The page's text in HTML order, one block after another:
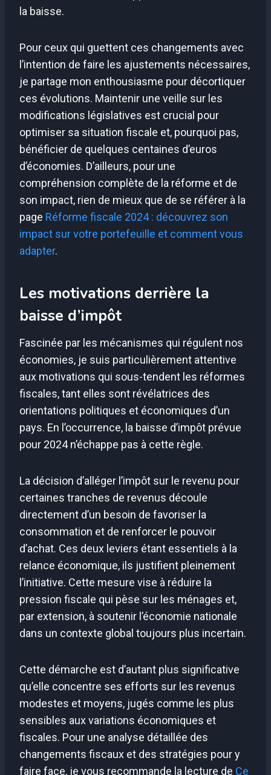
la baisse.
Pour ceux qui guettent ces changements avec
l’intention de faire les ajustements nécessaires,
je partage mon enthousiasme pour décortiquer
ces évolutions. Maintenir une veille sur les
modifications législatives est crucial pour
optimiser sa situation fiscale et, pourquoi pas,
bénéficier de quelques centaines d’euros
d’économies. D’ailleurs, pour une
compréhension complète de la réforme et de
son impact, rien de mieux que de se référer à la
page Réforme fiscale 2024 : découvrez son
impact sur votre portefeuille et comment vous
adapter.
Les motivations derrière la
baisse d’impôt
Fascinée par les mécanismes qui régulent nos
économies, je suis particulièrement attentive
aux motivations qui sous-tendent les réformes
fiscales, tant elles sont révélatrices des
orientations politiques et économiques d’un
pays. En l’occurrence, la baisse d’impôt prévue
pour 2024 n’échappe pas à cette règle.
La décision d’alléger l’impôt sur le revenu pour
certaines tranches de revenus découle
directement d’un besoin de favoriser la
consommation et de renforcer le pouvoir
d’achat. Ces deux leviers étant essentiels à la
relance économique, ils justifient pleinement
l’initiative. Cette mesure vise à réduire la
pression fiscale qui pèse sur les ménages et,
par extension, à soutenir l’économie nationale
dans un contexte global toujours plus incertain.
Cette démarche est d’autant plus significative
qu’elle concentre ses efforts sur les revenus
modestes et moyens, jugés comme les plus
sensibles aux variations économiques et
fiscales. Pour une analyse détaillée des
changements fiscaux et des stratégies pour y
faire face, je vous recommande la lecture de Ce